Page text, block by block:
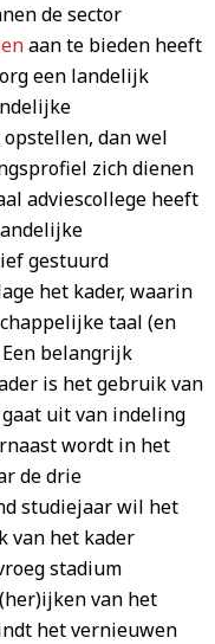
de sector
aan te bieden heeft
een landelijk
dan wel
zich dienen
adviescollege heeft
gestuurd
het kader, waarin
taal (en
belangrijk
is het gebruik van
uit van indeling
wordt in het
de drie
studiejaar wil het
van het kader
stadium
van het
het vernieuwen